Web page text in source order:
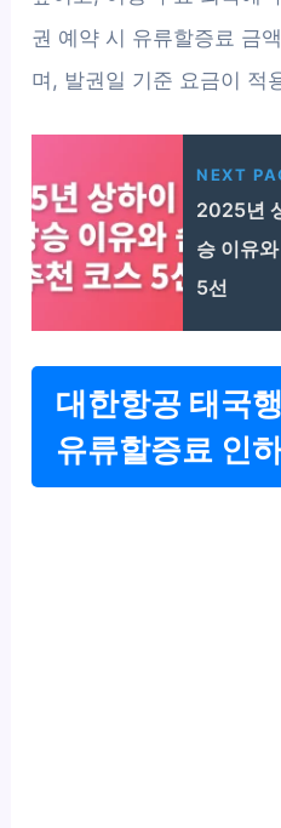
권 예약 시 유류할증료 금
며, 발권일 기준 요금이 적
NEXT
2025년
승 이유
5선
대한항공 태국
유류할증료 인